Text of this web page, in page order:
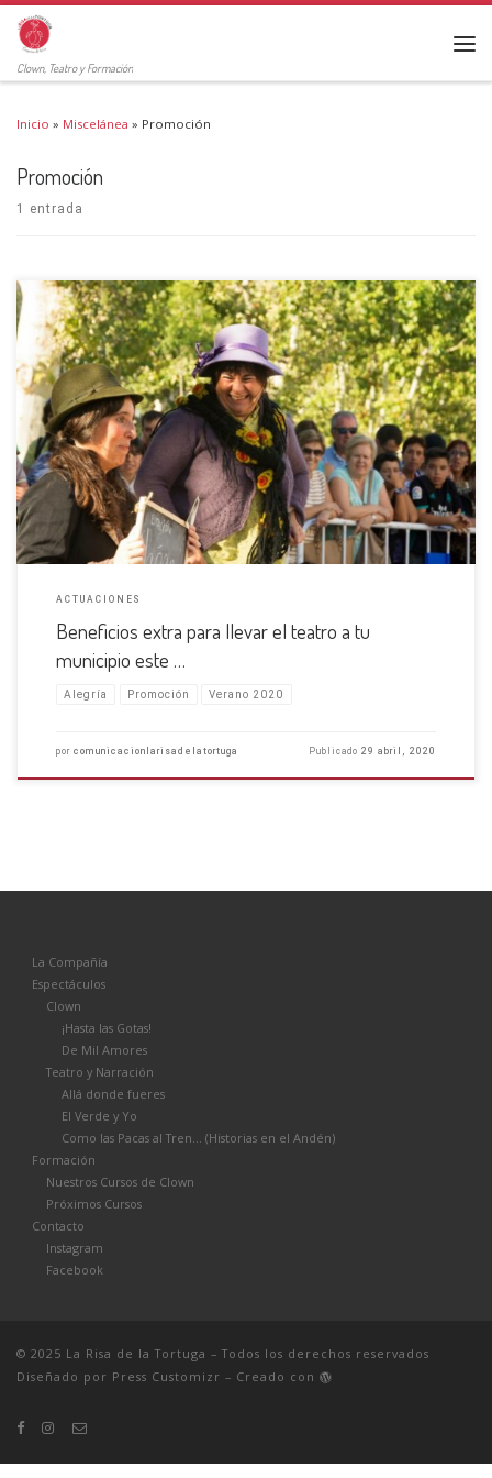
Clown, Teatro y Formación
Inicio » Miscelánea » Promoción
Promoción
1 entrada
Más alegría, más teatro Sabemos una cosa: este verano necesitaremos
alegría. Desde la Cía la Risa de la Tortuga estamos trabajando para que
puedas llevar a tu municipio el teatro con las mayores garantías, y la
mayor llegada a toda […]
ACTUACIONES
Beneficios extra para llevar el teatro a tu
municipio este …
Alegría Promoción Verano 2020
por comunicacionlarisadelatortuga Publicado29 abril, 2020
La Compañía
Espectáculos
Clown
¡Hasta las Gotas!
De Mil Amores
Teatro y Narración
Allá donde fueres
El Verde y Yo
Como las Pacas al Tren… (Historias en el Andén)
Formación
Nuestros Cursos de Clown
Próximos Cursos
Contacto
Instagram
Facebook
© 2025 La Risa de la Tortuga – Todos los derechos reservados
Diseñado por Press Customizr – Creado con